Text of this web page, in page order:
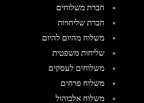
חברת משלוחים
חברת שליחויות
משלוח מהיום להיום
שליחות משפטית
משלוחים לעסקים
משלוח פרחים
משלוח אלכוהול